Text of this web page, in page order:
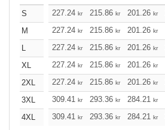
S 227.24 kr 215.86 kr 201.26 kr
M
227.24 kr 215.86 kr 201.26 kr
L
227.24 kr 215.86 kr 201.26 kr
XL
227.24 kr 215.86 kr 201.26 kr
2XL
227.24 kr 215.86 kr 201.26 kr
3XL
309.41 kr 293.36 kr 284.21 kr
4XL
309.41 kr 293.36 kr 284.21 kr